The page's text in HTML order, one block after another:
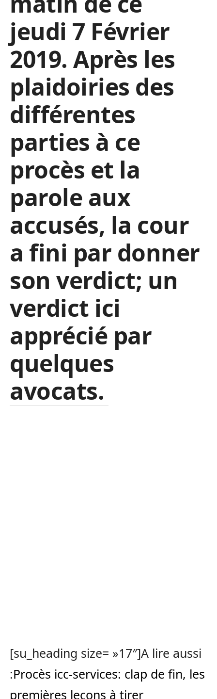
jeudi 7 Février
2019. Après les
plaidoiries des
différentes
parties à ce
procès et la
parole aux
accusés, la cour
a fini par donner
son verdict; un
verdict ici
apprécié par
quelques
avocats.
[su_heading size= »17″]A lire aussi
:Procès icc-services: clap de fin, les
premières leçons à tirer